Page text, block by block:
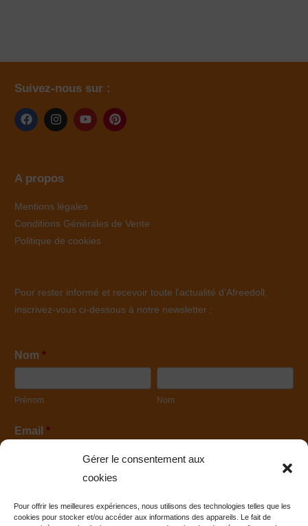
Gérer le consentement aux
cookies
Pour offrir les meilleures expériences, nous utilisons des technologies telles que les
cookies pour stocker et/ou accéder aux informations des appareils. Le fait de
Suivez-nous sur :
A propos
Mentions légales
Conditions Générales de Vente
Politique de cookies
Pour rester informé et recevoir toute l’actualité d’Afreedoll,
inscrivez-vous ci-dessous à notre newsletter :
Newsletters
Nom*
Prénom Nom
Email*
*